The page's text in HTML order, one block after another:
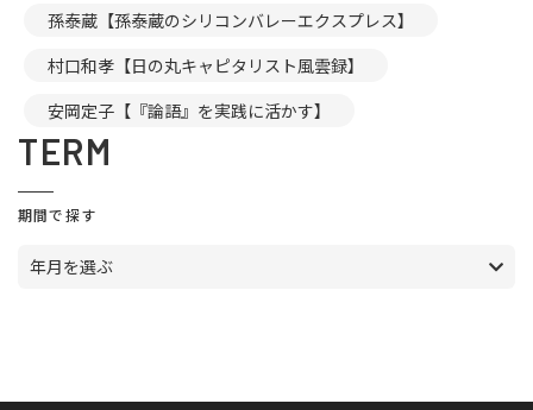
孫泰蔵【孫泰蔵のシリコンバレーエクスプレス】
村口和孝【日の丸キャピタリスト風雲録】
安岡定子【『論語』を実践に活かす】
TERM
期間で探す
年月を選ぶ